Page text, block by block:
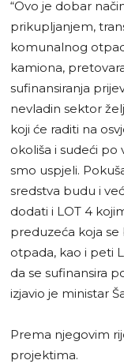
“Ovo je dobar
prikupljanjem,
komunalnog
kamiona,
sufinansiranja
nevladin sektor
koji će raditi na
okoliša i sudeći po
smo uspjeli.
sredstva budu i
dodati i LOT 4
preduzeća koja
otpada, kao i peti
da se sufinansira
izjavio je ministar
Prema njegovim
projektima.